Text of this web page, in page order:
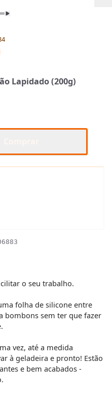
Lapidado (200g)
o seu trabalho.
folha de silicone entre
bombons sem ter que fazer
vez, até a medida
à geladeira e pronto! Estão
e bem acabados -